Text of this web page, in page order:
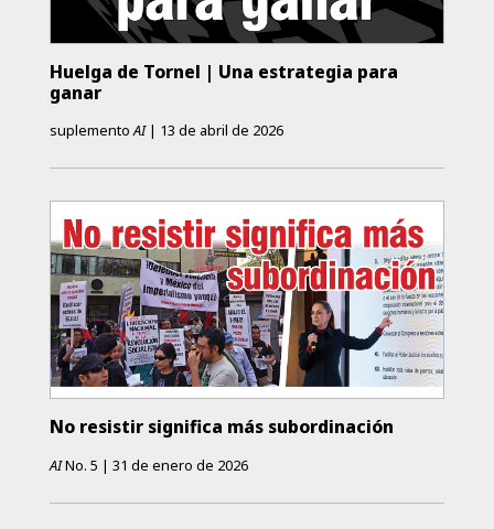
Huelga de Tornel | Una estrategia para
ganar
suplementoAI | 13 de abril de 2026
No resistir significa más subordinación
AINo. 5 | 31 de enero de 2026